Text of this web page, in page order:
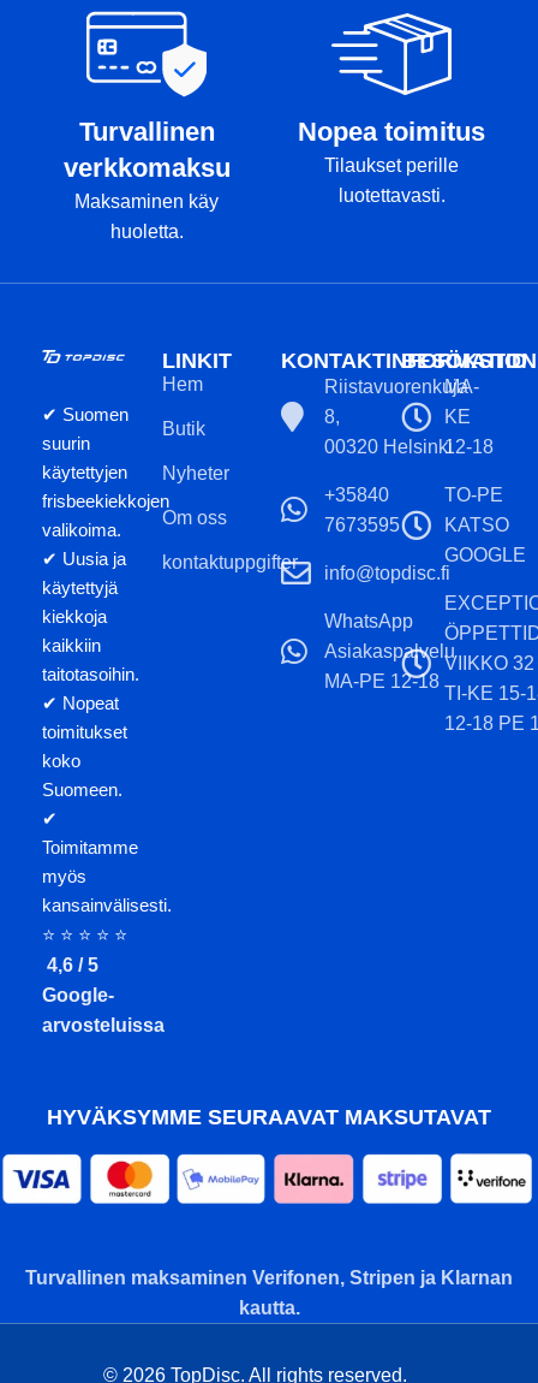
Turvallinen
verkkomaksu
Maksaminen käy
huoletta.
Nopea toimitus
Tilaukset perille
luotettavasti.
✔ Suomen
suurin
käytettyjen
frisbeekiekkojen
valikoima.
✔ Uusia ja
käytettyjä
kiekkoja
kaikkiin
taitotasoihin.
✔ Nopeat
toimitukset
koko
Suomeen.
✔
Toimitamme
myös
kansainvälisesti.
⭐ ⭐ ⭐ ⭐ ⭐
4,6 / 5
Google-
arvosteluissa
LINKIT
Hem
Butik
Nyheter
Om oss
kontaktuppgifter
KONTAKTINFORMATION
Riistavuorenkuja
8,
00320 Helsinki
+35840
7673595
info@topdisc.fi
WhatsApp
Asiakaspalvelu
MA-PE 12-18
BESÖKSTID
MA-
KE
12-18
TO-PE
KATSO
GOOGLE
VIIKKO 32
TI-KE 15-
12-18 PE
HYVÄKSYMME SEURAAVAT MAKSUTAVAT
Turvallinen maksaminen Verifonen, Stripen ja Klarnan
kautta.
© 2026 TopDisc. All rights reserved.